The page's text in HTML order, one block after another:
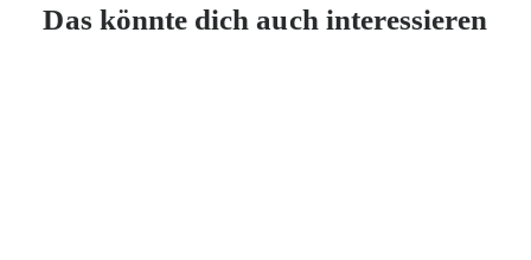
Das könnte dich auch interessieren